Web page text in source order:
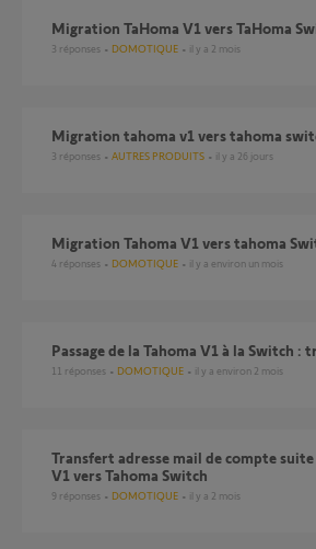
Migration TaHoma V1 vers TaHoma
3 réponses DOMOTIQUE il y a 2 mois
Migration tahoma v1 vers tahoma
3 réponses AUTRES PRODUITS il y a 26 jours
Migration Tahoma V1 vers tahoma
4 réponses DOMOTIQUE il y a environ un mois
Passage de la Tahoma V1 à la Switch
11 réponses DOMOTIQUE il y a environ 2 mois
Transfert adresse mail de compte suite migration Tahoma
V1 vers Tahoma Switch
9 réponses DOMOTIQUE il y a 2 mois